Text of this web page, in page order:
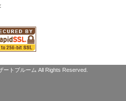
トブルーム All Rights Reserved.